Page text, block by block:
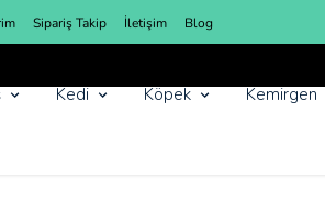
Sipariş Takip İletişim Blog
Kedi Köpek Kemirgen